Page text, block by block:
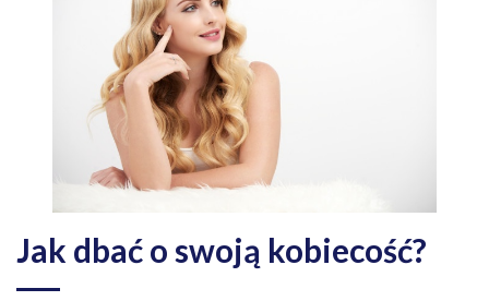
Jak dbać o swoją kobiecość?